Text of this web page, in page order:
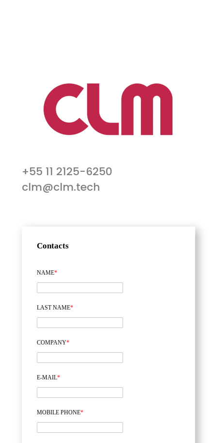
+55 11 2125-6250
clm@clm.tech
Contacts
NAME*
LAST NAME*
COMPANY*
E-MAIL*
MOBILE PHONE*